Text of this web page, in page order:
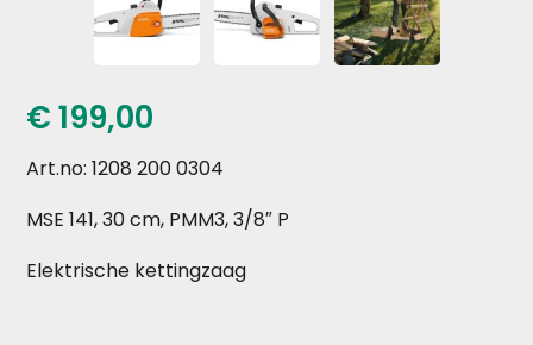
€199,00
Art.no: 1208 200 0304
MSE 141, 30 cm, PMM3, 3/8″ P
Elektrische kettingzaag